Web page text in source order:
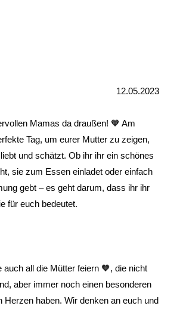
12.05.2023
Mamas da draußen! 🧡 Am
Tag, um eurer Mutter zu zeigen,
und schätzt. Ob ihr ihr ein schönes
sie zum Essen einladet oder einfach
gebt – es geht darum, dass ihr ihr
für euch bedeutet.
auch all die Mütter feiern 🧡, die nicht
aber immer noch einen besonderen
Herzen haben. Wir denken an euch und